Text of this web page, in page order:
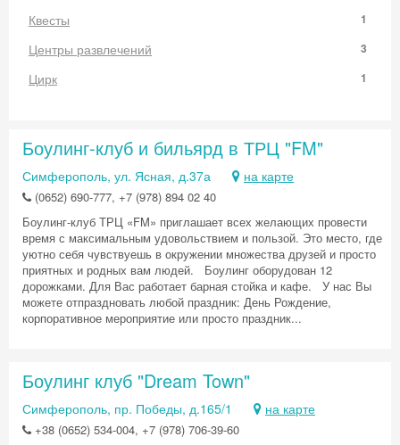
Квесты 1
Центры развлечений 3
Цирк 1
Боулинг-клуб и бильярд в ТРЦ "FM"
Симферополь, ул. Ясная, д.37а на карте
(0652) 690-777, +7 (978) 894 02 40
Боулинг-клуб ТРЦ «FM» приглашает всех желающих провести
время с максимальным удовольствием и пользой. Это место, где
уютно себя чувствуешь в окружении множества друзей и просто
приятных и родных вам людей. Боулинг оборудован 12
дорожками. Для Вас работает барная стойка и кафе. У нас Вы
можете отпраздновать любой праздник: День Рождение,
корпоративное мероприятие или просто праздник...
Боулинг клуб "Dream Town"
Симферополь, пр. Победы, д.165/1 на карте
+38 (0652) 534-004, +7 (978) 706-39-60